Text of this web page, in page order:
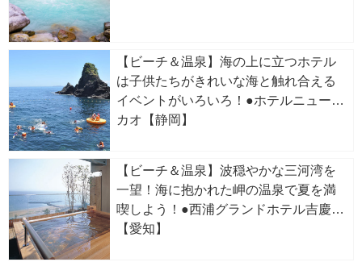
【ビーチ＆温泉】海の上に立つホテル
は子供たちがきれいな海と触れ合える
イベントがいろいろ！●ホテルニューア
カオ【静岡】
【ビーチ＆温泉】波穏やかな三河湾を
一望！海に抱かれた岬の温泉で夏を満
喫しよう！●西浦グランドホテル吉慶
【愛知】